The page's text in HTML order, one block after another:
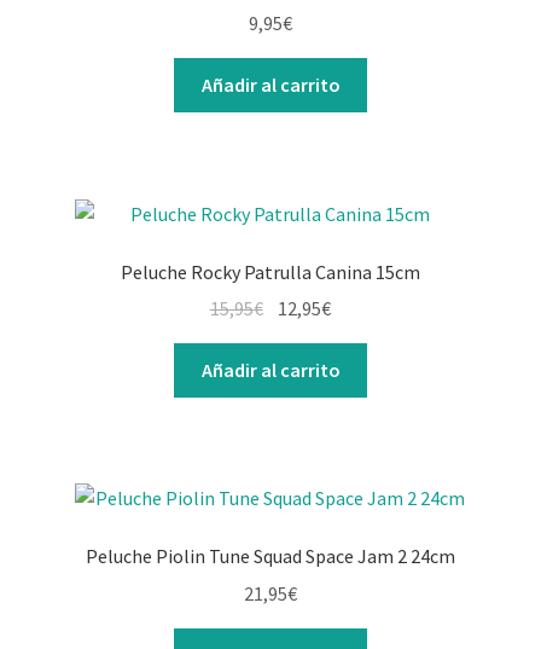
9,95€
Añadir al carrito
Peluche Rocky Patrulla Canina 15cm
15,95€ 12,95€
Añadir al carrito
Peluche Piolin Tune Squad Space Jam 2 24cm
21,95€